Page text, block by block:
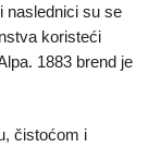
naslednici su se
koristeći
1883 brend je
čistoćom i